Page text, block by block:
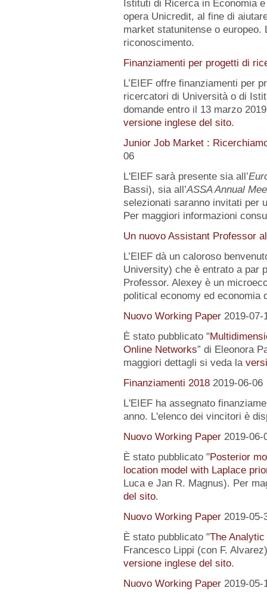
Istituti di Ricerca in Economia
opera Unicredit, al fine di
market statunitense o europeo.
riconoscimento.
Finanziamenti per progetti di
L’EIEF offre finanziamenti per
ricercatori di Università o di
domande entro il 13 marzo
versione inglese del sito.
Junior Job Market :
06
L'EIEF sarà presente sia all’
Bassi), sia all’ASSA Annual
selezionati saranno invitati per
Per maggiori informazioni
Un nuovo Assistant Professor
L’EIEF dà un caloroso
University) che è entrato a par
Professor. Alexey è un
political economy ed
Nuovo Working Paper 2019-07-
È stato pubblicato "
Online Networks” di Eleonora
maggiori dettagli si veda la
Finanziamenti 2018 2019-06-06
L'EIEF ha assegnato
anno. L'elenco dei vincitori è
Nuovo Working Paper 2019-06-
È stato pubblicato "Posterior
location model with Laplace
Luca e Jan R. Magnus). Per
del sito.
Nuovo Working Paper 2019-05-
È stato pubblicato "The
Francesco Lippi (con F.
versione inglese del sito.
Nuovo Working Paper 2019-05-